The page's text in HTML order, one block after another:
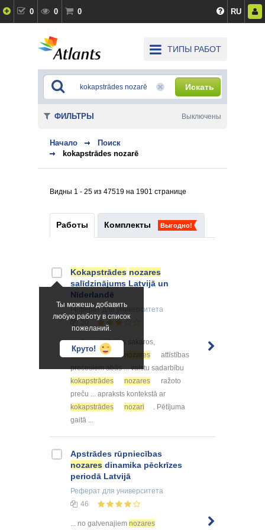
0 0 0 RU
ТИПЫ РАБОТ
Искать
Начало
Поиск
kokapstrādes nozarē
Видны 1 - 25 из 47519 на 1901 странице
Работы Комплекты Выгодно!
Ты можешь добавить
любую работу в список
пожеланий.
Круто!
Kokapstrādes nozares
salīdzinājums Latvijā un
Nīderlandē
Рефератдля университета
... ekonomiskajos sakaros,
kokapstrādes
nozares
attīstības
procesiem abās ... valstu sadarbību
kokapstrādes
nozares
ražoto
preču ... apraksts kontekstā ar
kokapstrādes
nozari
. Pētījuma
gaitā ...
Apstrādes rūpniecības
nozares dinamika pēckrīzes
periodā Latvijā
Реферат для университета
46
... no galvenajiem nozares
ФИЛЬТРЫ Выключены